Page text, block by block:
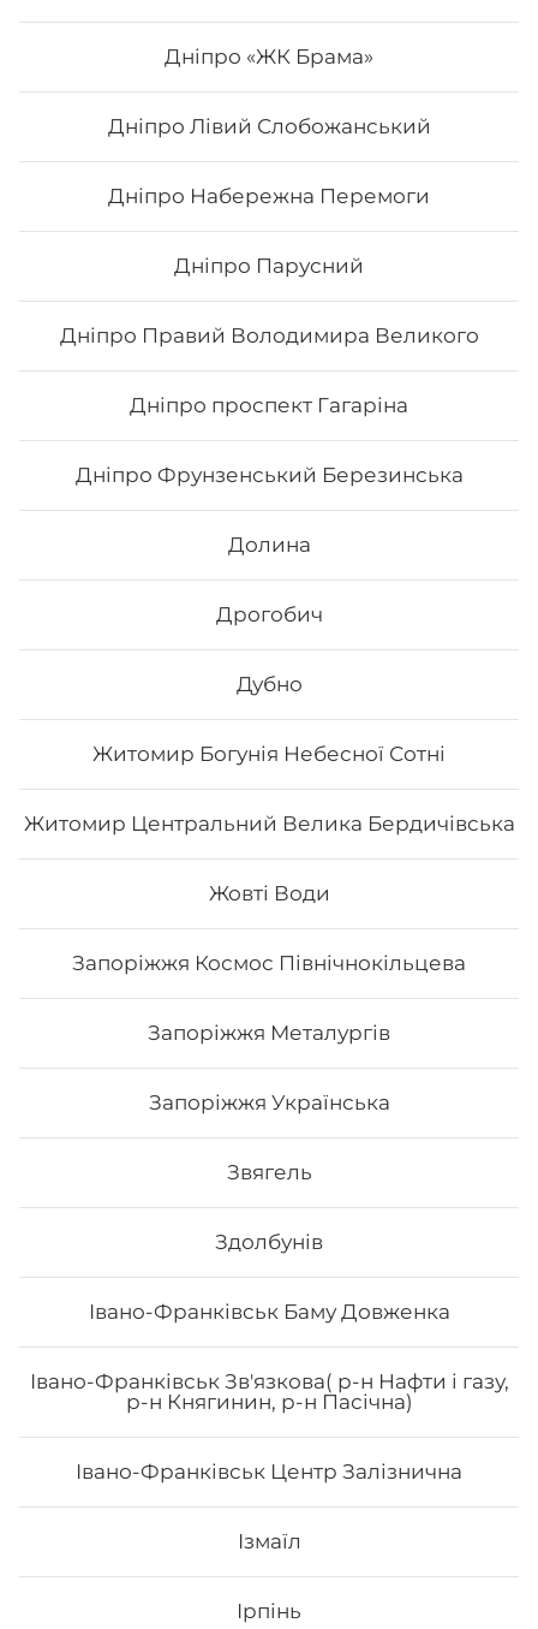
Дніпро «ЖК Брама»
Дніпро Лівий Слобожанський
Дніпро Набережна Перемоги
Дніпро Парусний
Дніпро Правий Володимира Великого
Дніпро проспект Гагаріна
Дніпро Фрунзенський Березинська
Долина
Дрогобич
Дубно
Житомир Богунія Небесної Сотні
Житомир Центральний Велика Бердичівська
Жовті Води
Запоріжжя Космос Північнокільцева
Запоріжжя Металургів
Запоріжжя Українська
Звягель
Здолбунів
Івано-Франківськ Баму Довженка
Івано-Франківськ Зв'язкова( р-н Нафти і газу,
р-н Княгинин, р-н Пасічна)
Івано-Франківськ Центр Залізнична
Ізмаїл
Ірпінь
Туна тобіко Deluxe
Склад: рис, норі, сир філадельфія, авокадо, сурімі, ікра
₴
Кітто рол
Склад: рис, норі, манго, маринований гарбуз, сир
352₴
Морайдо
333₴ Хочу